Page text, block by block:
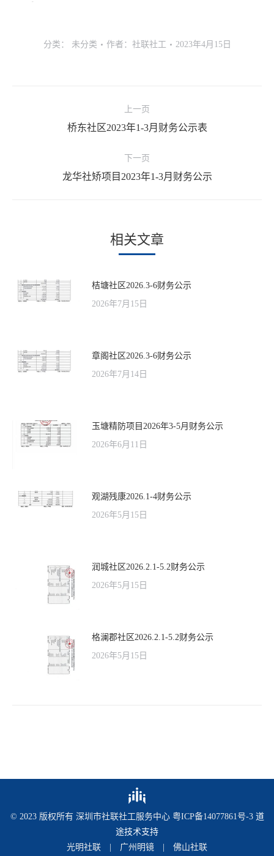
分类： 未分类 作者： 社联社工 2023年4月15日
上一页
上
文
章：
桥东社区2023年1-3月财务公示表
下一页
下
章：
龙华社矫项目2023年1-3月财务公示
相关文章
桔塘社区2026.3-6财务公示
2026年7月15日
章阁社区2026.3-6财务公示
2026年7月14日
玉塘精防项目2026年3-5月财务公示
2026年6月11日
观湖残康2026.1-4财务公示
2026年5月15日
润城社区2026.2.1-5.2财务公示
2026年5月15日
格澜郡社区2026.2.1-5.2财务公示
2026年5月15日
© 2023 版权所有 深圳市社联社工服务中心 粤ICP备14077861号-3 道
途技术支持
光明社联
广州明镜 佛山社联